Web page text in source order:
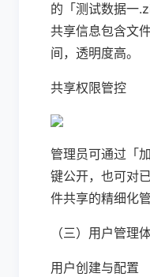
的「测试数据一
共享信息包含文
间，透明度高。
共享权限管控
管理员可通过「
键公开，也可对
件共享的精细化管
（三）用户管理
用户创建与配置